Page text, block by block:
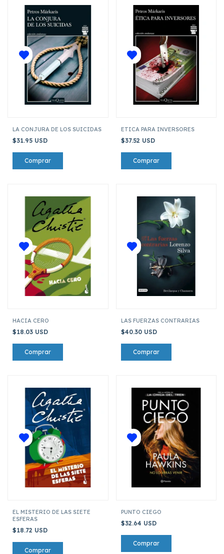
LA CONJURA DE LOS SUICIDAS
$31.95 USD
ETICA PARA INVERSORES
$37.52 USD
HACIA CERO
$18.03 USD
LAS FUERZAS CONTRARIAS
$40.30 USD
EL MISTERIO DE LAS SIETE
ESFERAS
$18.72 USD
PUNTO CIEGO
$32.64 USD